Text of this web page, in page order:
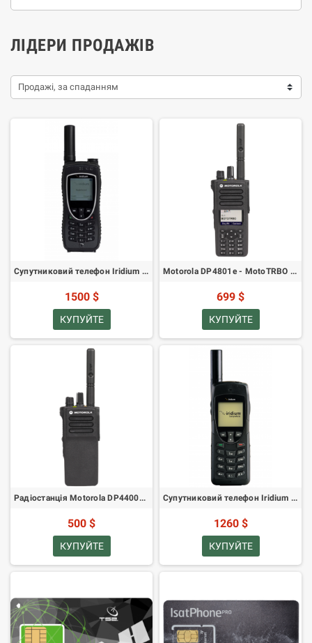
ЛІДЕРИ ПРОДАЖІВ
Продажі, за спаданням
Супутниковий телефон Iridium 9575 Extreme
1500 $
КУПУЙТЕ
Motorola DP4801e - MotoTRBO цифрова радіостанція VHF
699 $
КУПУЙТЕ
Радіостанція Motorola DP4400e MotoTRBO VHF
500 $
КУПУЙТЕ
Супутниковий телефон Iridium 9555
1260 $
КУПУЙТЕ